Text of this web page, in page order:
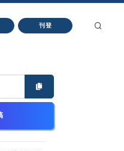
刊登